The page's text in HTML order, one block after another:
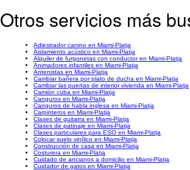
Otros servicios más
Adiestrador canino en Miami-Platja
Aislamiento acústico en Miami-Platja
Alquiler de furgonetas con conductor en Miami-Platja
Animadores infantiles en Miami-Platja
Antenistas en Miami-Platja
Cambiar bañera por plato de ducha en Miami-Platja
Cambiar las puertas de interior vivienda en Miami-Platja
Camión cuba en Miami-Platja
Canguros en Miami-Platja
Canguros de habla inglesa en Miami-Platja
Carpinteros en Miami-Platja
Clases de guitarra en Miami-Platja
Clases de patinaje en Miami-Platja
Clases particulares para ESO en Miami-Platja
Colocar suelo vinílico en Miami-Platja
Construcción de casa en Miami-Platja
Costurera en Miami-Platja
Cuidado de ancianos a domicilio en Miami-Platja
Cuidador de gatos en Miami-Platja